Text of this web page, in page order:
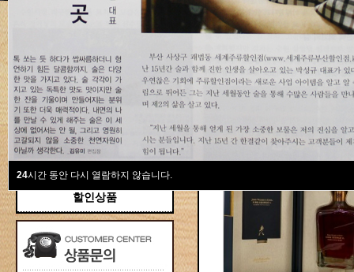
24시간 동안 다시 열람하지 않습니다.
새계주류부산할인점
위스키
브랜디/꼬냑
와인선물세트
와인
선물용
할인상품
Total 115건1 페이지